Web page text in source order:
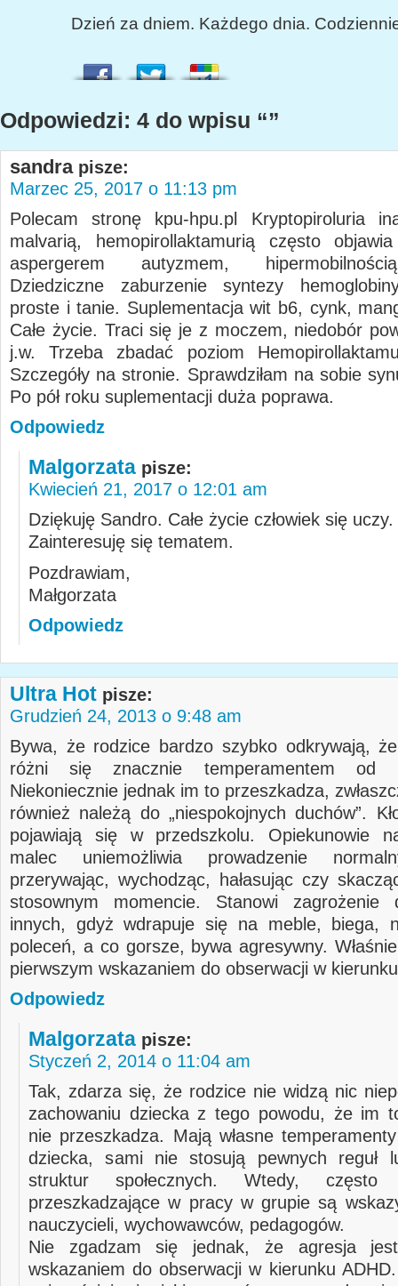
Dzień za dniem. Każdego dnia.
Odpowiedzi: 4 do wpisu “”
sandra pisze:
Marzec 25, 2017 o 11:13 pm
Polecam stronę kpu-hpu.pl Kryptopiroluria
malvarią, hemopirollaktamurią często
aspergerem autyzmem,
Dziedziczne zaburzenie syntezy
proste i tanie. Suplementacja wit b6, cynk,
Całe życie. Traci się je z moczem, niedobór
j.w. Trzeba zbadać poziom
Szczegóły na stronie. Sprawdziłam na sobie
Po pół roku suplementacji duża poprawa.
Odpowiedz
Malgorzata pisze:
Kwiecień 21, 2017 o 12:01 am
Dziękuję Sandro. Całe życie człowiek się uczy.
Zainteresuję się tematem.
Pozdrawiam,
Małgorzata
Odpowiedz
Ultra Hot pisze:
Grudzień 24, 2013 o 9:48 am
Bywa, że rodzice bardzo szybko odkrywają,
różni się znacznie temperamentem od
Niekoniecznie jednak im to przeszkadza,
również należą do „niespokojnych duchów”.
pojawiają się w przedszkolu. Opiekunowie
malec uniemożliwia prowadzenie
przerywając, wychodząc, hałasując czy
stosownym momencie. Stanowi
innych, gdyż wdrapuje się na meble, biega,
poleceń, a co gorsze, bywa agresywny.
pierwszym wskazaniem do obserwacji w
Odpowiedz
Malgorzata pisze:
Styczeń 2, 2014 o 11:04 am
Tak, zdarza się, że rodzice nie widzą nic
zachowaniu dziecka z tego powodu, że im
nie przeszkadza. Mają własne
dziecka, sami nie stosują pewnych reguł
struktur społecznych. Wtedy, często
przeszkadzające w pracy w grupie są
nauczycieli, wychowawców, pedagogów.
Nie zgadzam się jednak, że agresja
wskazaniem do obserwacji w kierunku